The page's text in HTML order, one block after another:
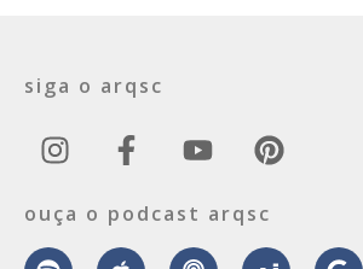
siga o arqsc
ouça o podcast arqsc